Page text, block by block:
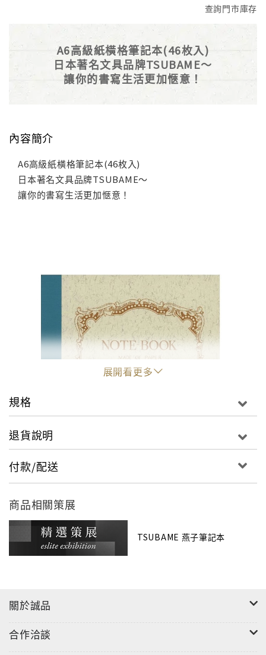
查詢門市庫存
A6高級紙橫格筆記本(46枚入)
日本著名文具品牌TSUBAME～
讓你的書寫生活更加愜意！
內容簡介
A6高級紙橫格筆記本(46枚入)
日本著名文具品牌TSUBAME～
讓你的書寫生活更加愜意！
展開看更多
規格
退貨說明
付款/配送
商品相關策展
TSUBAME 燕子筆記本
關於誠品
合作洽談